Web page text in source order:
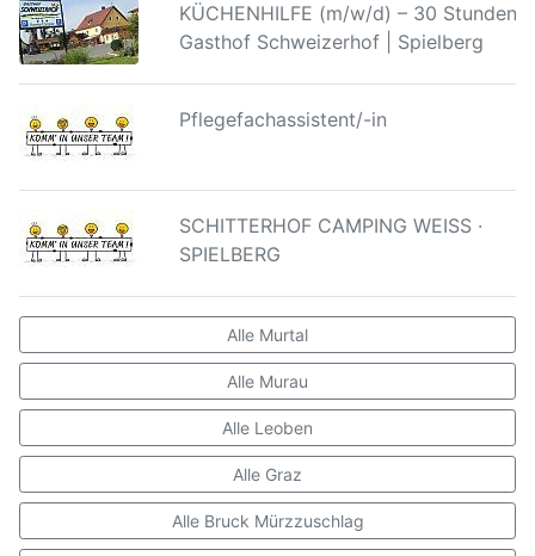
KÜCHENHILFE (m/w/d) – 30 Stunden |
Gasthof Schweizerhof | Spielberg
Pflegefachassistent/-in
SCHITTERHOF CAMPING WEISS ·
SPIELBERG
Alle Murtal
Alle Murau
Alle Leoben
Alle Graz
Alle Bruck Mürzzuschlag